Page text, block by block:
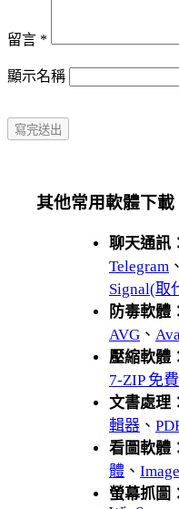
留言 *
顯示名稱
其他常用軟體下載
聊天通訊
Telegram 、
Signal(取
防毒軟體
AVG 、
壓縮軟體
7-ZIP 免
文書處理
輯器 、
看圖軟體
體 、
螢幕抓圖